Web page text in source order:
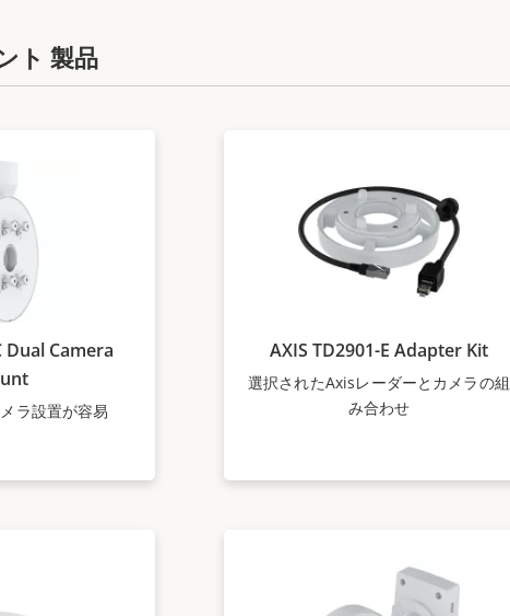
ト 製品
Dual Camera
ラ設置が容易
AXIS TD2901-E Adapter Kit
選択されたAxisレーダーとカメラの組
み合わせ